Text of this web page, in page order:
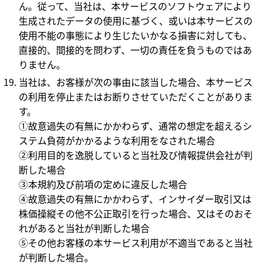
ん。従って、当社は、本サービスのソフトウェアにより
生成されたデータの使用に基づく、或いは本サービスの
使用不能の事態により生じたいかなる損害に対しても、
直接的、間接的を問わず、一切の責任を負うものではあ
りません。
当社は、お客様が次の事由に該当した場合、本サービス
の利用を停止またはお断りさせていただくことがありま
す。
①故意過失の有無にかかわらず、通常の想定を超えるシ
ステム負荷がかかるような利用をなされた場合
②利用目的を逸脱していると当社及び情報提供会社が判
断した場合
③本規約及び前項の定めに違反した場合
④故意過失の有無にかかわらず、インサイダー取引又は
株価操縦その他不公正取引を行った場合、又はそのおそ
れがあると当社が判断した場合
⑤その他お客様の本サービス利用が不適当であると当社
が判断した場合。